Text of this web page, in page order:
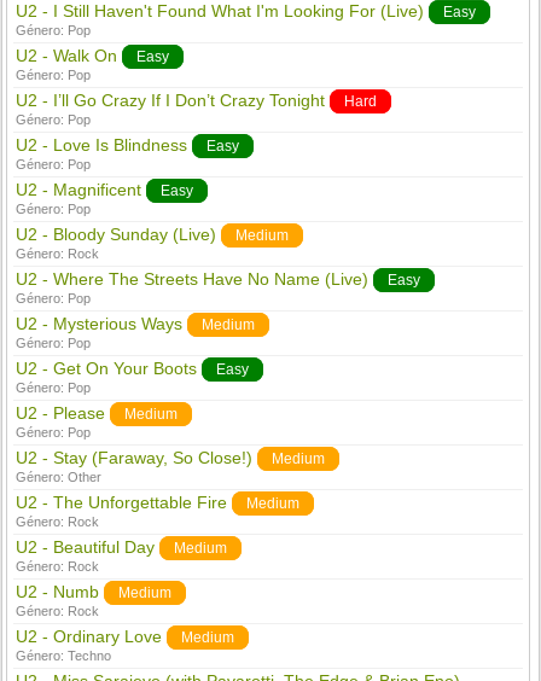
U2 - I Still Haven't Found What I'm Looking For (Live) Easy
Género: Pop
U2 - Walk On Easy
Género: Pop
U2 - I’ll Go Crazy If I Don’t Crazy Tonight Hard
Género: Pop
U2 - Love Is Blindness Easy
Género: Pop
U2 - Magnificent Easy
Género: Pop
U2 - Bloody Sunday (Live) Medium
Género: Rock
U2 - Where The Streets Have No Name (Live) Easy
Género: Pop
U2 - Mysterious Ways Medium
Género: Pop
U2 - Get On Your Boots Easy
Género: Pop
U2 - Please Medium
Género: Pop
U2 - Stay (Faraway, So Close!) Medium
Género:Other
U2 - The Unforgettable Fire Medium
Género: Rock
U2 - Beautiful Day Medium
Género: Rock
U2 - Numb Medium
Género: Rock
U2 - Ordinary Love Medium
Género:Techno